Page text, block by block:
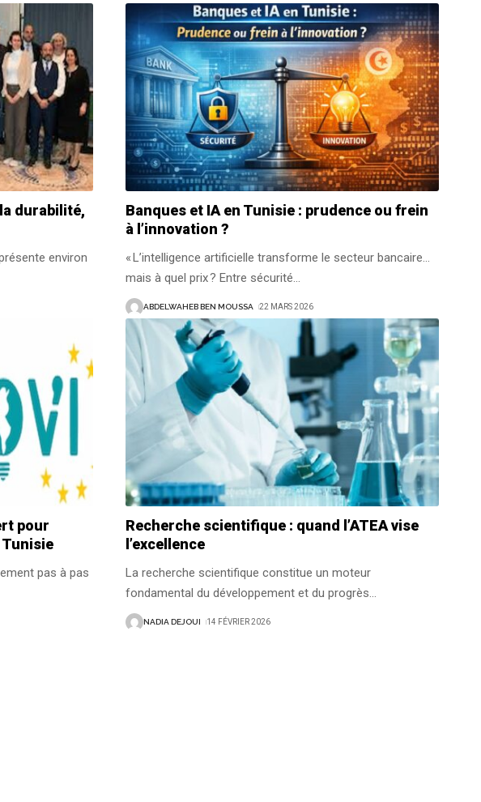
durabilité,
environ
Banques et IA en Tunisie : prudence ou frein
à l’innovation ?
« L’intelligence artificielle transforme le secteur bancaire…
mais à quel prix ? Entre sécurité…
ABDELWAHEB BEN MOUSSA 22 MARS 2026
pour
pas à pas
Recherche scientifique : quand l’ATEA vise
l’excellence
La recherche scientifique constitue un moteur
fondamental du développement et du progrès…
NADIA DEJOUI 14 FÉVRIER 2026